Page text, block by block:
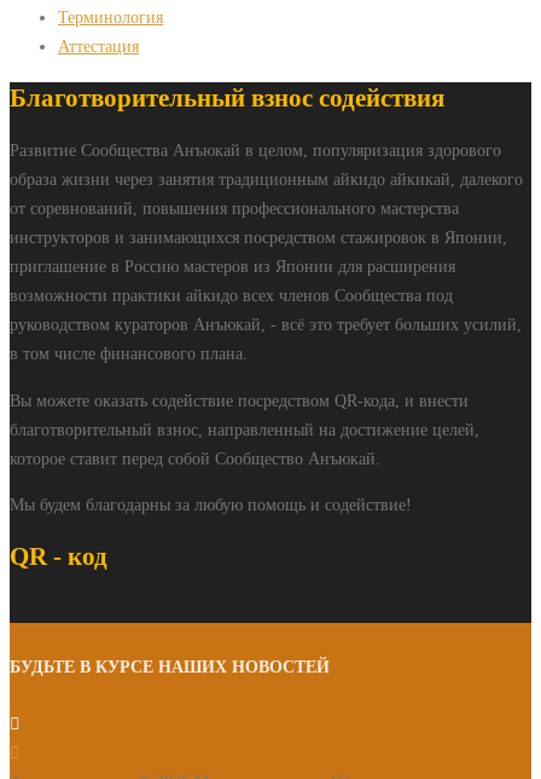
Терминология
Аттестация
Благотворительный взнос содействия
Развитие Сообщества Анъюкай в целом, популяризация здорового
образа жизни через занятия традиционным айкидо айкикай, далекого
от соревнований, повышения профессионального мастерства
инструкторов и занимающихся посредством стажировок в Японии,
приглашение в Россию мастеров из Японии для расширения
возможности практики айкидо всех членов Сообщества под
руководством кураторов Анъюкай, - всё это требует больших усилий,
в том числе финансового плана.
Вы можете оказать содействие посредством QR-кода, и внести
благотворительный взнос, направленный на достижение целей,
которое ставит перед собой Сообщество Анъюкай.
Мы будем благодарны за любую помощь и содействие!
QR - код
БУДЬТЕ В КУРСЕ НАШИХ НОВОСТЕЙ